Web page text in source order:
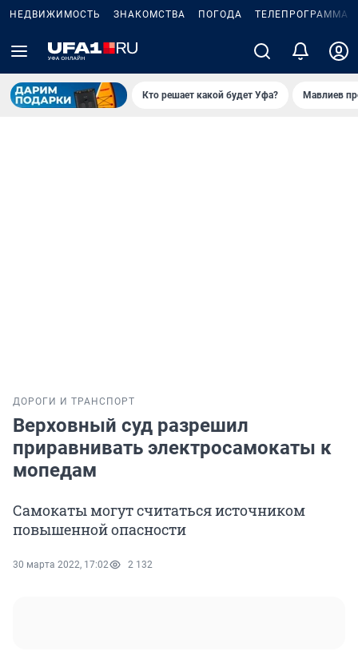
НЕДВИЖИМОСТЬ ЗНАКОМСТВА ПОГОДА ТЕЛЕПРОГРАММА
Кто решает какой будет Уфа? Мавлиев
ДОРОГИ И ТРАНСПОРТ
Верховный суд разрешил
приравнивать электросамокаты к
мопедам
Самокаты могут считаться источником
повышенной опасности
30 марта 2022, 17:02 2 132